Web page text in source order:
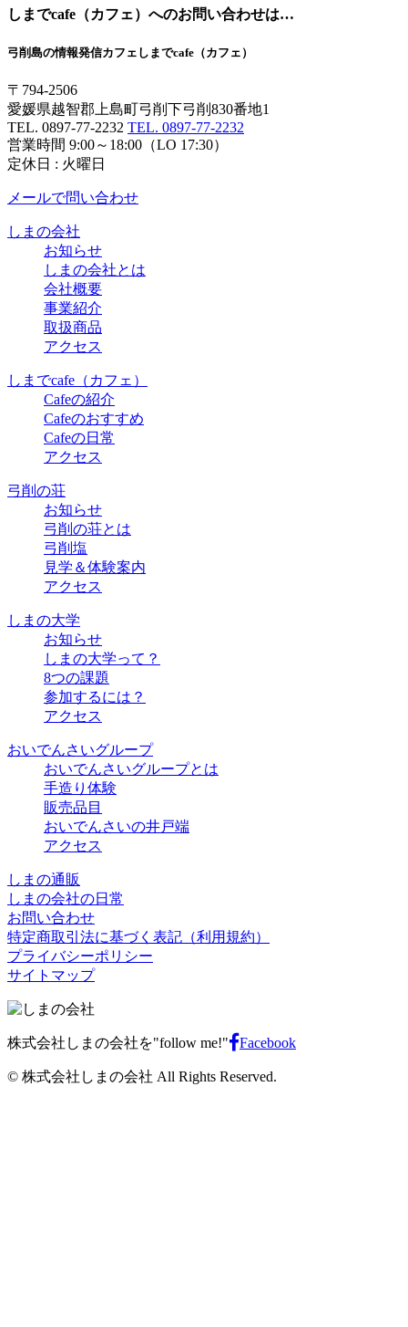
しまでcafe （カフェ） へのお問い合わせは…
弓削島の情報発信カフェ しまでcafe（カフェ）
〒794-2506
愛媛県越智郡上島町弓削下弓削830番地1
TEL. 0897-77-2232 TEL. 0897-77-2232
営業時間 9:00～18:00（LO 17:30）
定休日 : 火曜日
メールで問い合わせ
しまの会社
お知らせ
しまの会社とは
会社概要
事業紹介
取扱商品
アクセス
しまでcafe （カフェ）
Cafeの紹介
Cafeのおすすめ
Cafeの日常
アクセス
弓削の荘
お知らせ
弓削の荘とは
弓削塩
見学＆体験案内
アクセス
しまの大学
お知らせ
しまの大学って？
8つの課題
参加するには？
アクセス
おいでんさいグループ
おいでんさいグループとは
手造り体験
販売品目
おいでんさいの井戸端
アクセス
しまの通販
しまの会社の日常
お問い合わせ
特定商取引法に基づく表記（利用規約）
プライバシーポリシー
サイトマップ
株式会社しまの会社を"follow me!" Facebook
© 株式会社しまの会社 All Rights Reserved.